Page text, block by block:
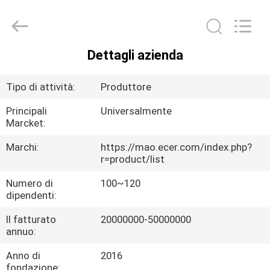
PRODOTTI
CIRCA
GIRO
DELLA
FABBRICA
Fumao
Technology
Dettagli azienda
Tipo di attività:
Produttore
Principali
Marcket:
Universalmente
Marchi:
https://mao.ecer.com/index.php?
r=product/list
Numero di
dipendenti:
100~120
Il fatturato
annuo:
20000000-50000000
Anno di
fondazione:
2016